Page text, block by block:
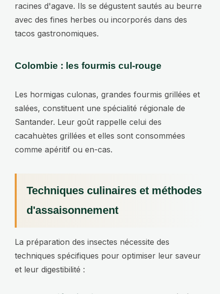
racines d'agave. Ils se dégustent sautés au beurre
avec des fines herbes ou incorporés dans des
tacos gastronomiques.
Colombie : les fourmis cul-rouge
Les hormigas culonas, grandes fourmis grillées et
salées, constituent une spécialité régionale de
Santander. Leur goût rappelle celui des
cacahuètes grillées et elles sont consommées
comme apéritif ou en-cas.
Techniques culinaires et méthodes
d'assaisonnement
La préparation des insectes nécessite des
techniques spécifiques pour optimiser leur saveur
et leur digestibilité :